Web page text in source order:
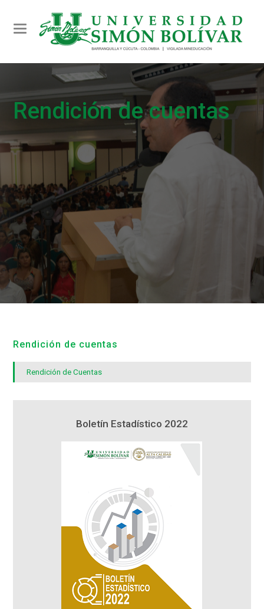
Toggle navigation
Rendición de cuentas
Rendición de cuentas
Rendición de Cuentas
Boletín Estadístico 2022